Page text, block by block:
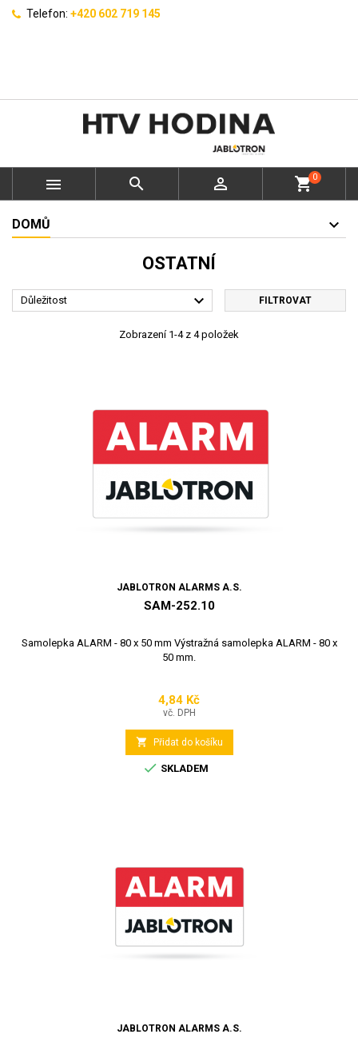
Telefon: +420 602 719 145
   shopping_cart0
DOMŮ
OSTATNÍ
Důležitost  FILTROVAT
Zobrazení 1-4 z 4 položek
JABLOTRON ALARMS A.S.
SAM-252.10
Samolepka ALARM - 80 x 50 mm Výstražná samolepka ALARM - 80 x
50 mm.
Cena
4,84 Kč
vč. DPH
 Přidat do košíku
 SKLADEM
JABLOTRON ALARMS A.S.